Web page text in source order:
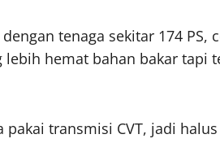
tenaga sekitar 174
lebih hemat bahan bakar
pakai transmisi CVT, jadi